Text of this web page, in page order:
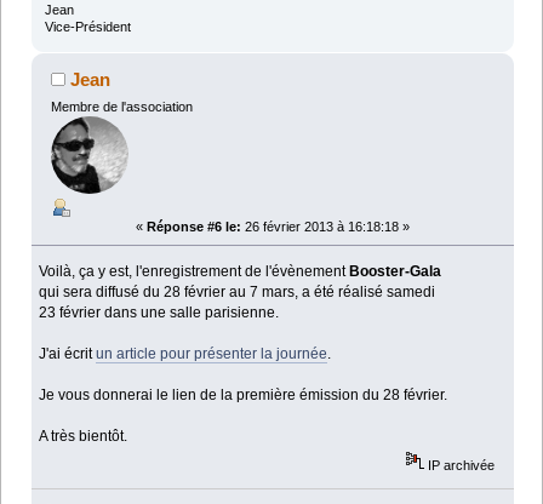
Jean
Vice-Président
Jean
Membre de l'association
« Réponse #6 le: 26 février 2013 à 16:18:18 »
Voilà, ça y est, l'enregistrement de l'évènementBooster-Gala
qui sera diffusé du 28 février au 7 mars, a été réalisé samedi
23 février dans une salle parisienne.
J'ai écritun article pour présenter la journée
Je vous donnerai le lien de la première émission du 28 février.
A très bientôt.
IP archivée